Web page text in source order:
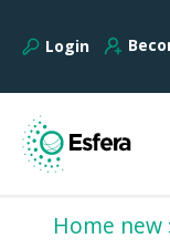
Login
Home new